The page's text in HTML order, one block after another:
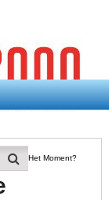
Van Het Moment?